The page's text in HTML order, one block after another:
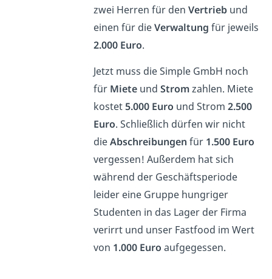
zwei Herren für den Vertriebund
einen für dieVerwaltung für jeweils
2.000 Euro.
Jetzt muss die Simple GmbH noch
für Mieteund Stromzahlen. Miete
kostet5.000 Euro und Strom 2.500
Euro. Schließlich dürfen wir nicht
dieAbschreibungen für 1.500 Euro
vergessen! Außerdem hat sich
während der Geschäftsperiode
leider eine Gruppe hungriger
Studenten in das Lager der Firma
verirrt und unser Fastfood im Wert
von 1.000 Euro aufgegessen.